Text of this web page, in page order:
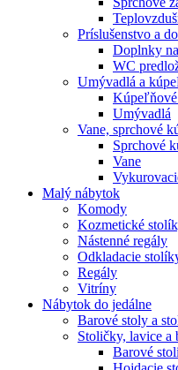
Príslušenstvo a
Doplnky
WC
Umývadlá a
Kúpeľňové
Umývadlá
Vane, sprchové
Sprchové
Vane
Malý nábytok
Komody
Kozmetické
Nástenné regály
Odkladacie
Regály
Vitríny
Nábytok do jedálne
Barové stoly a
Stoličky, lavice a
Barové